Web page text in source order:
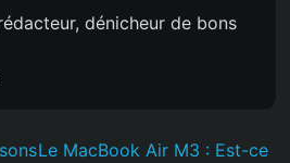
dénicheur de bons
Le MacBook Air M3 : Est-ce